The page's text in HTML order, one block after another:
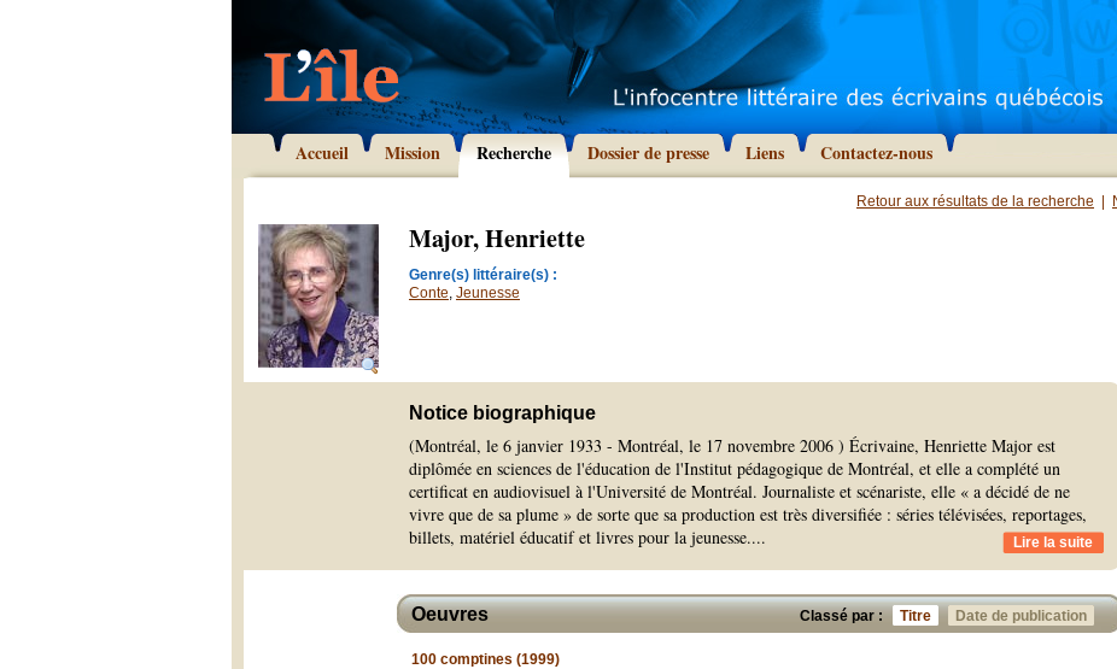
Accueil Mission Recherche Dossier de presse Liens Contactez-nous
Retour aux résultats de la recherche
Major, Henriette
Genre(s) littéraire(s) :
Conte, Jeunesse
Notice biographique
(Montréal, le 6 janvier 1933 - Montréal, le 17 novembre 2006 ) Écrivaine, Henriette Major est
diplômée en sciences de l'éducation de l'Institut pédagogique de Montréal, et elle a complété un
certificat en audiovisuel à l'Université de Montréal. Journaliste et scénariste, elle « a décidé de ne
vivre que de sa plume » de sorte que sa production est très diversifiée : séries télévisées, reportages,
billets, matériel éducatif et livres pour la jeunesse.... Lire la suite
Classé par : Titre Date de publication
Oeuvres
100 comptines (1999)